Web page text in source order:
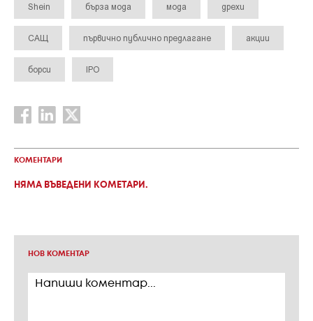
Shein бърза мода мода дрехи
САЩ първично публично предлагане акции
борси IPO
КОМЕНТАРИ
НЯМА ВЪВЕДЕНИ КОМЕТАРИ.
НОВ КОМЕНТАР